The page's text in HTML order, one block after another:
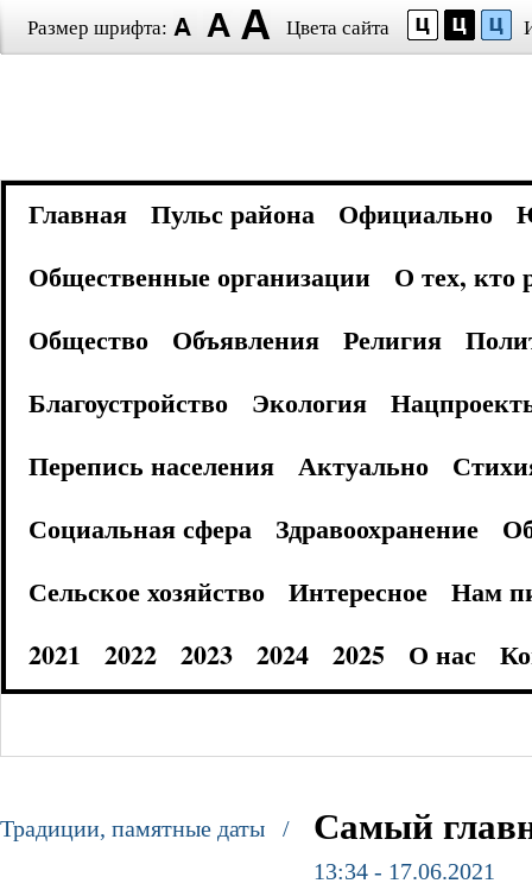
Размер шрифта: Цвета сайта
Главная Пульс района Официально
Общественные организации
О тех, кто
Общество
Объявления Религия
Благоустройство
Экология
Перепись населения
Актуально
Социальная сфера
Здравоохранение
Сельское хозяйство
Интересное
Нам
2021
2022 2023 2024 2025 О нас
Традиции, памятные даты / Самый
13:34 - 17.06.2021